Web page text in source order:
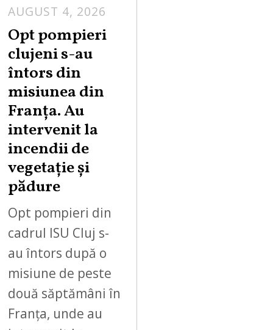
AUGUST 4, 2026
Opt pompieri
clujeni s-au
întors din
misiunea din
Franța. Au
intervenit la
incendii de
vegetație și
pădure
Opt pompieri din
cadrul ISU Cluj s-
au întors după o
misiune de peste
două săptămâni în
Franța, unde au